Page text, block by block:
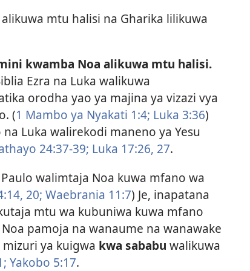
mtu halisi na Gharika lilikuwa
kwamba Noa alikuwa mtu halisi.
Ezra na Luka walikuwa
orodha yao ya majina ya vizazi vya
(1 Mambo ya Nyakati 1:4; Luka 3:36)
Luka walirekodi maneno ya Yesu
24:37-39; Luka 17:26, 27.
walimtaja Noa kuwa mfano wa
20; Waebrania 11:7) Je, inapatana
mtu wa kubuniwa kuwa mfano
pamoja na wanaume na wanawake
ya kuigwa kwa sababu walikuwa
Yakobo 5:17.